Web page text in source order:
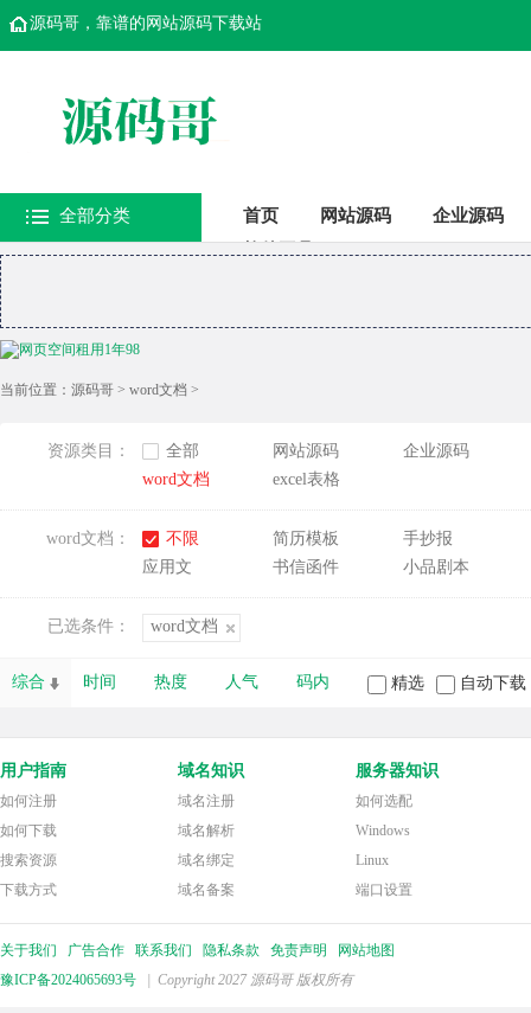
源码哥，靠谱的网站源码下载站
全部分类 首页 网站源码
企业源码
当前位置： 源码哥 > word文档 >
资源类目： 全部 网站源码
企业源码
word文档
excel表格
word文档： 不限 简历模板
手抄报
应用文
书信函件 小品剧本
已选条件： word文档
综合 时间 热度 人气 码内 精选 自动下载
用户指南
如何注册
如何下载
搜索资源
下载方式
域名知识
域名注册
域名解析
域名绑定
域名备案
服务器知识
如何选配
Windows
Linux
端口设置
关于我们 广告合作 联系我们 隐私条款 免责声明
网站地图
豫ICP备2024065693号
| Copyright 2027 源码哥 版权所有